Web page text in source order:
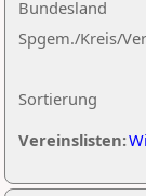
Sortierung
Bundesland
Spgem./Kreis/
Vereinslisten: